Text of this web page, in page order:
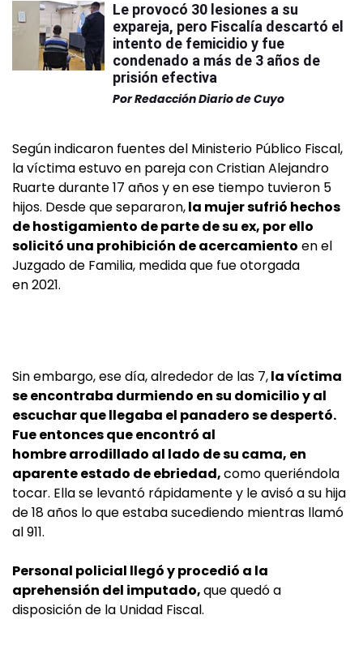
Le provocó 30 lesiones a su
expareja, pero Fiscalía descartó el
intento de femicidio y fue
condenado a más de 3 años de
prisión efectiva
PorRedacción Diario de Cuyo
Según indicaron fuentes del Ministerio Público Fiscal,
la víctima estuvo en pareja con Cristian Alejandro
Ruarte durante 17 años y en ese tiempo tuvieron 5
hijos. Desde que separaron,la mujer sufrió hechos
de hostigamiento de parte de su ex, por ello
solicitó una prohibición de acercamiento en el
Juzgado de Familia, medida que fue otorgada
en 2021.
Sin embargo, ese día, alrededor de las 7,la víctima
se encontraba durmiendo en su domicilio y al
escuchar que llegaba el panadero se despertó.
Fue entonces que encontró al
hombre arrodillado al lado de su cama, en
aparente estado de ebriedad,como queriéndola
tocar. Ella se levantó rápidamente y le avisó a su hija
de 18 años lo que estaba sucediendo mientras llamó
al 911.
Personal policial llegó y procedió a la
aprehensión del imputado,que quedó a
disposición de la Unidad Fiscal.